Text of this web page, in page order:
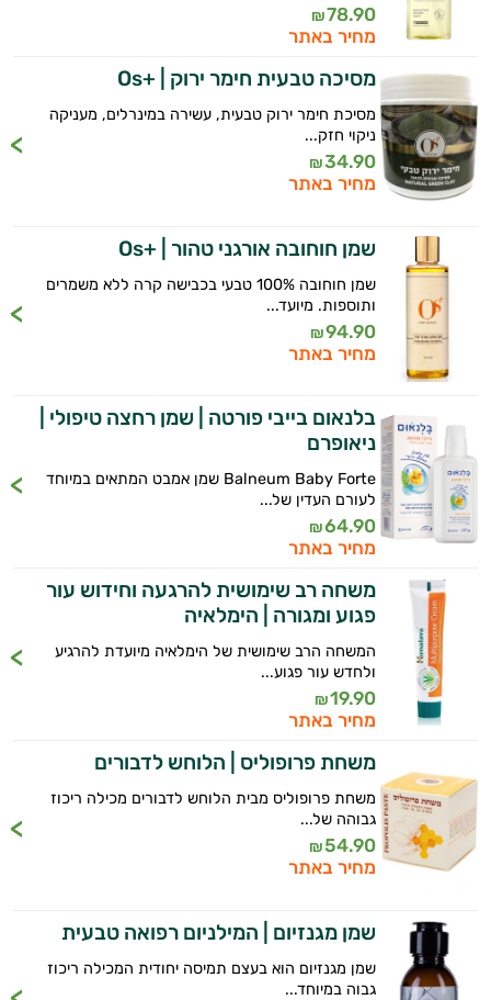
78.90
₪
מחיר באתר
מסיכה טבעית חימר ירוק | +Os
מסיכת חימר ירוק טבעית, עשירה במינרלים, מעניקה
ניקוי חזק...
34.90
₪
מחיר באתר
שמן חוחובה אורגני טהור | +Os
שמן חוחובה 100% טבעי בכבישה קרה ללא משמרים
ותוספות. מיועד...
94.90
₪
מחיר באתר
בלנאום בייבי פורטה | שמן רחצה טיפולי |
ניאופרם
Balneum Baby Forte שמן אמבט המתאים במיוחד
לעורם העדין של...
64.90
₪
מחיר באתר
משחה רב שימושית להרגעה וחידוש עור
פגוע ומגורה | הימלאיה
המשחה הרב שימושית של הימלאיה מיועדת להרגיע
ולחדש עור פגוע...
19.90
₪
מחיר באתר
משחת פרופוליס | הלוחש לדבורים
משחת פרופוליס מבית הלוחש לדבורים מכילה ריכוז
גבוהה של...
54.90
₪
מחיר באתר
שמן מגנזיום | המילניום רפואה טבעית
שמן מגנזיום הוא בעצם תמיסה יחודית המכילה ריכוז
גבוה במיוחד...